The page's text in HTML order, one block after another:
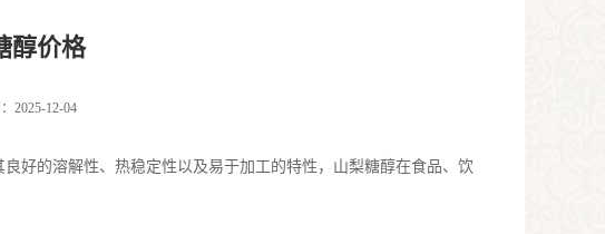
醇价格
2025-12-04
好的溶解性、热稳定性以及易于加工的特性，山梨糖醇在食品、饮